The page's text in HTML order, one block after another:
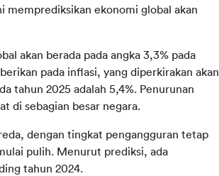
memprediksikan ekonomi global akan
akan berada pada angka 3,3% pada
pada inflasi, yang diperkirakan akan
tahun 2025 adalah 5,4%. Penurunan
di sebagian besar negara.
dengan tingkat pengangguran tetap
pulih. Menurut prediksi, ada
tahun 2024.